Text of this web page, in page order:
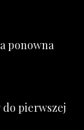
ponowna
do pierwszej